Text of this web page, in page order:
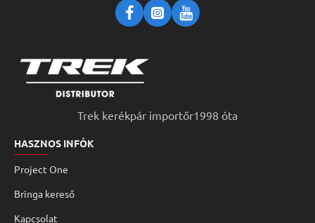
Trek kerékpár importőr1998 óta
HASZNOS INFÓK
Project One
Bringa kereső
Kapcsolat